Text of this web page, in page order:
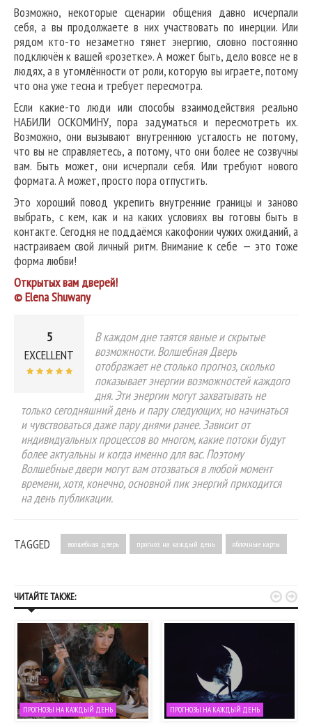
Возможно, некоторые сценарии общения давно исчерпали
себя, а вы продолжаете в них участвовать по инерции. Или
рядом кто-то незаметно тянет энергию, словно постоянно
подключён к вашей «розетке». А может быть, дело вовсе не в
людях, а в утомлённости от роли, которую вы играете, потому
что она уже тесна и требует пересмотра.
Если какие-то люди или способы взаимодействия реально
НАБИЛИ ОСКОМИНУ, пора задуматься и пересмотреть их.
Возможно, они вызывают внутреннюю усталость не потому,
что вы не справляетесь, а потому, что они более не созвучны
вам. Быть может, они исчерпали себя. Или требуют нового
формата. А может, просто пора отпустить.
Это хороший повод укрепить внутренние границы и заново
выбрать, с кем, как и на каких условиях вы готовы быть в
контакте. Сегодня не поддаёмся какофонии чужих ожиданий, а
настраиваем свой личный ритм. Внимание к себе — это тоже
форма любви!
Открытых вам дверей!
© Elena Shuwany
5
EXCELLENT
В каждом дне таятся явные и скрытые
возможности. Волшебная Дверь
отображает не столько прогноз, сколько
показывает энергии возможностей каждого
дня. Эти энергии могут захватывать не
только сегодняшний день и пару следующих, но начинаться
и чувствоваться даже пару днями ранее. Зависит от
индивидуальных процессов во многом, какие потоки будут
более актуальны и когда именно для вас. Поэтому
Волшебные двери могут вам отозваться в любой момент
времени, хотя, конечно, основной пик энергий приходится
на день публикации.
TAGGED волшебная дверь прогноз на каждый день яблочные карты
ЧИТАЙТЕ ТАКЖЕ:
ПРОГНОЗЫ НА КАЖДЫЙ ДЕНЬ ПРОГНОЗЫ НА КАЖДЫЙ ДЕНЬ
 